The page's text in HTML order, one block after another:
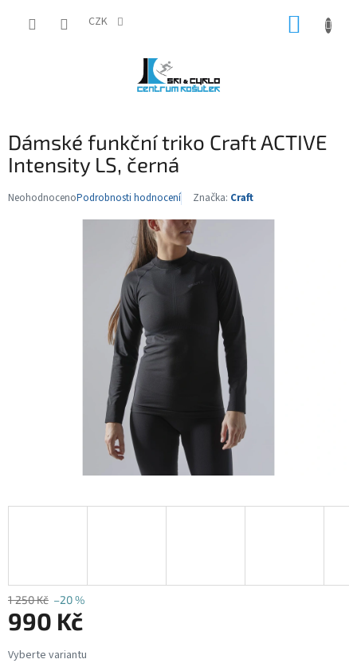
CZK
Dámské funkční triko Craft ACTIVE
Intensity LS, černá
Průměrné
NeohodnocenoPodrobnosti hodnocení Značka: Craft
1 250 Kč –20 %
990 Kč
Měrná
cena: